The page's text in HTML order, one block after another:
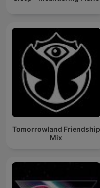
Tomorrowland Friendship
Mix